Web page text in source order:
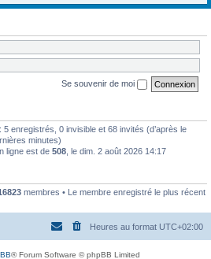
Se souvenir de moi
5 enregistrés, 0 invisible et 68 invités (d’après le
minutes)
ligne est de 508 , le dim. 2 août 2026 14:17
membres • Le membre enregistré le plus récent
Heures au format UTC+02:00
® Forum Software © phpBB Limited